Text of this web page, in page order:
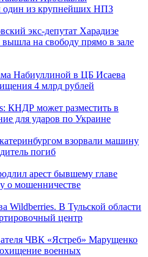
один из крупнейших НПЗ
экс-депутат Харадизе
на свободу прямо в зале
Набиуллиной в ЦБ Исаева
4 млрд рублей
КНДР может разместить в
для ударов по Украине
взорвали машину
погиб
арест бывшему главе
о мошенничестве
Wildberries. В Тульской области
центр
ЧВК «Ястреб» Марущенко
военных